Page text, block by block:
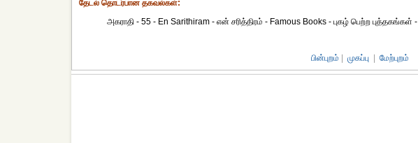
தேட‌ல் தொட‌ர்பான தகவ‌ல்க‌ள்:
அகராதி - 55 - En Sarithiram - என் சரித்திரம் - Famous Books - புகழ் பெற்ற புத்தகங்கள் -
பின்புறம் முகப்பு மேற்புறம்